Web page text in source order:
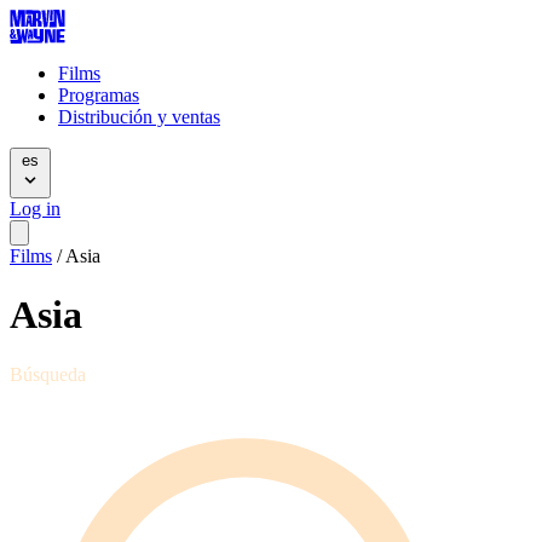
Films
Programas
Distribución y ventas
es
Log in
Films / Asia
Asia
Búsqueda